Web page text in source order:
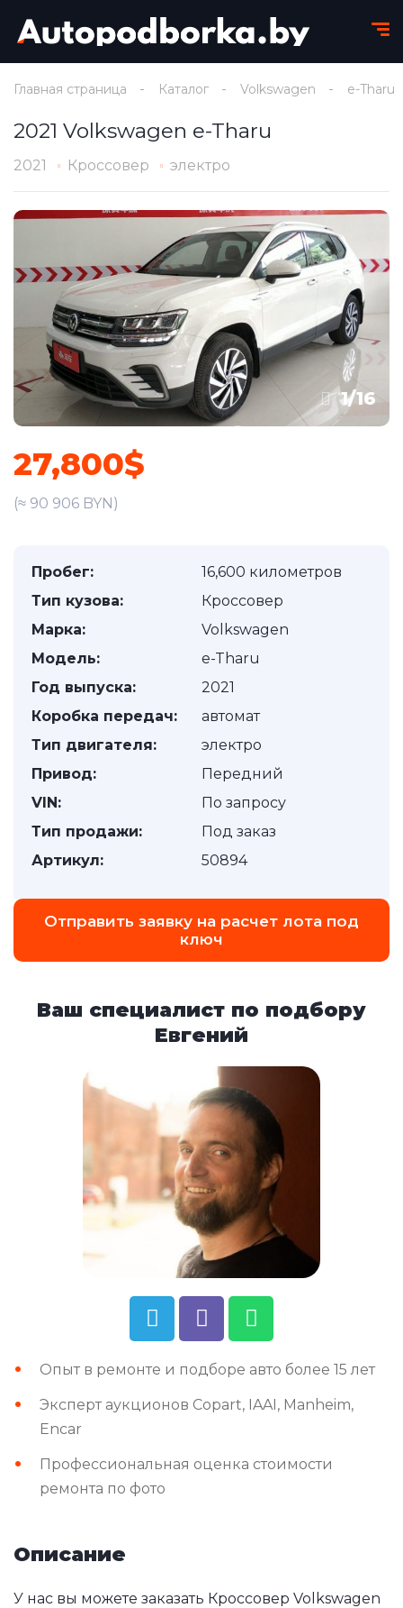
Главная страница Каталог Volkswagen e-Tharu
2021 Volkswagen e-Tharu
2021 Кроссовер электро
1/16
27,800$
(≈ 90 906 BYN)
Пробег:
16,600 километров
Тип кузова:
Кроссовер
Марка:
Volkswagen
Модель:
e-Tharu
Год выпуска:
2021
Коробка передач:
автомат
Тип двигателя:
электро
Привод:
Передний
VIN:
По запросу
Тип продажи:
Под заказ
Артикул:
50894
Отправить заявку на расчет лота под
ключ
Ваш специалист по подбору
Евгений
Опыт в ремонте и подборе авто более 15 лет
Эксперт аукционов Copart, IAAI, Manheim,
Encar
Профессиональная оценка стоимости
ремонта по фото
Описание
У нас вы можете заказать Кроссовер Volkswagen